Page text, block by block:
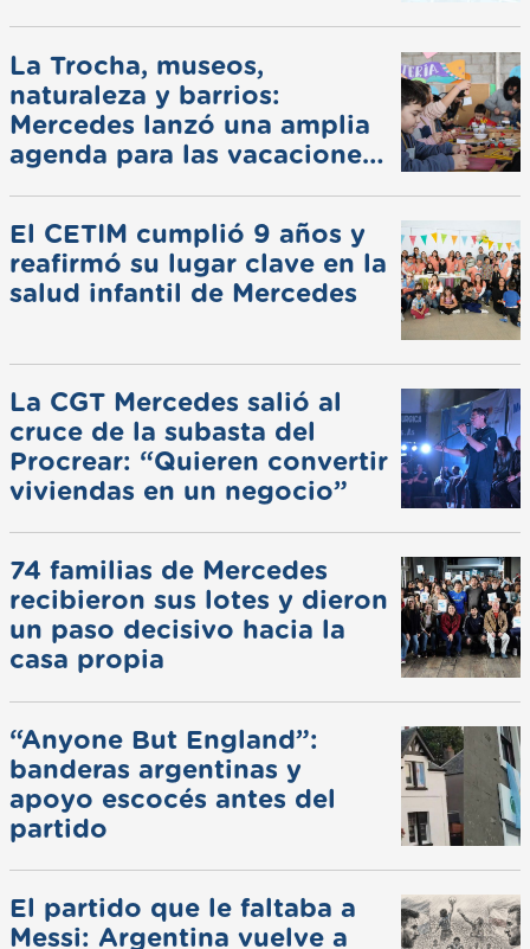
La Trocha, museos,
naturaleza y barrios:
Mercedes lanzó una amplia
agenda para las vacaciones
El CETIM cumplió 9 años y
reafirmó su lugar clave en la
salud infantil de Mercedes
La CGT Mercedes salió al
cruce de la subasta del
Procrear: “Quieren convertir
viviendas en un negocio”
74 familias de Mercedes
recibieron sus lotes y dieron
un paso decisivo hacia la
casa propia
“Anyone But England”:
banderas argentinas y
apoyo escocés antes del
partido
El partido que le faltaba a
Messi: Argentina vuelve a